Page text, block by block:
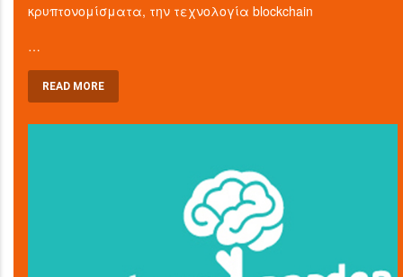
κρυπτονομίσματα, την τεχνολογία blockchain
…
READ MORE